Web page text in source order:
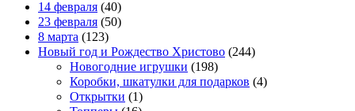
14 февраля (40)
23 февраля (50)
8 марта (123)
Новый год и Рождество Христово (244)
Новогодние игрушки (198)
Коробки, шкатулки для подарков (4)
Открытки (1)